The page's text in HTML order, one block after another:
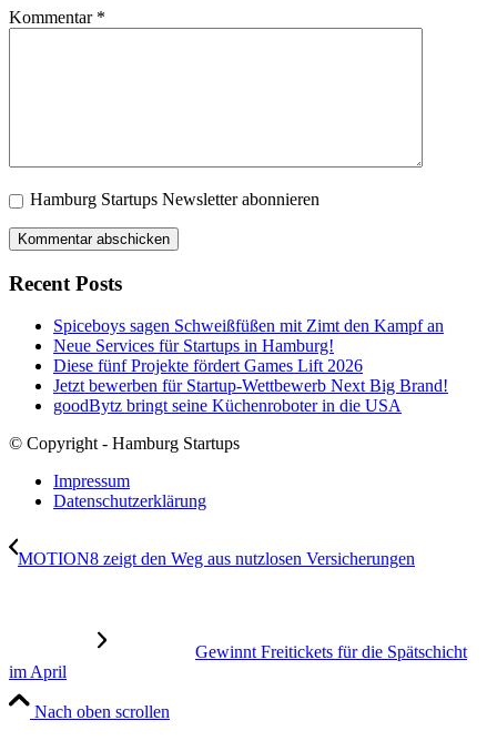
Kommentar *
Hamburg Startups Newsletter abonnieren
Recent Posts
Spiceboys sagen Schweißfüßen mit Zimt den Kampf an
Neue Services für Startups in Hamburg!
Diese fünf Projekte fördert Games Lift 2026
Jetzt bewerben für Startup-Wettbewerb Next Big Brand!
goodBytz bringt seine Küchenroboter in die USA
© Copyright - Hamburg Startups
Impressum
Datenschutzerklärung
MOTION8 zeigt den Weg aus nutzlosen Versicherungen
Gewinnt Freitickets für die Spätschicht
im April
Nach oben scrollen